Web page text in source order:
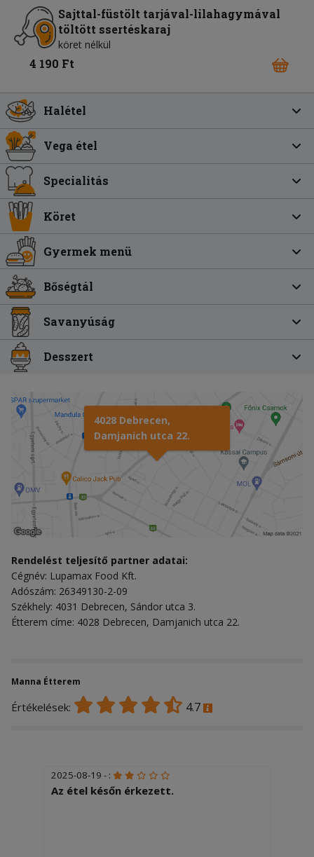
Sajttal-füstölt tarjával-lilahagymával
töltött ssertéskaraj
köret nélkül
4 190 Ft
Halétel
Vega étel
Specialitás
Köret
Gyermek menü
Bőségtál
Savanyúság
Desszert
4028 Debrecen,
Damjanich utca 22.
Rendelést teljesítő partner adatai:
Cégnév: Lupamax Food Kft.
Adószám: 26349130-2-09
Székhely: 4031 Debrecen, Sándor utca 3.
Étterem címe: 4028 Debrecen, Damjanich utca 22.
Manna Étterem
Értékelések: 4.7
2025-08-19 - :
Az étel későn érkezett.